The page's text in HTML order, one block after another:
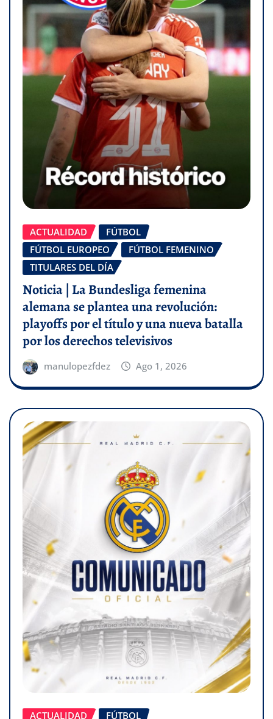
ACTUALIDAD
FÚTBOL
FÚTBOL EUROPEO
FÚTBOL FEMENINO
TITULARES DEL DÍA
Noticia | La Bundesliga femenina
alemana se plantea una revolución:
playoffs por el título y una nueva batalla
por los derechos televisivos
manulopezfdez Ago 1, 2026
ACTUALIDAD
FÚTBOL